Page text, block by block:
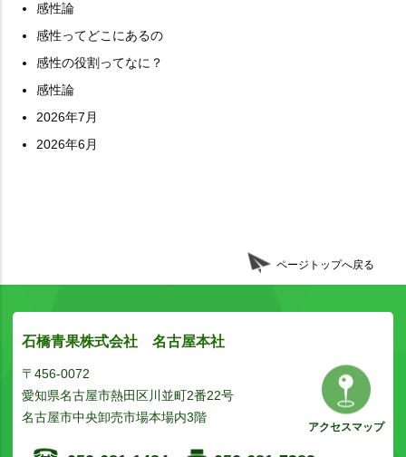
感性論
感性ってどこにあるの
感性の役割ってなに？
感性論
2026年7月
2026年6月
ページトップへ戻る
石橋青果株式会社 名古屋本社
〒456-0072
愛知県名古屋市熱田区川並町2番22号
名古屋市中央卸売市場本場内3階
アクセスマップ